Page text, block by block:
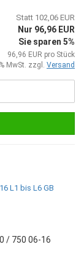
Statt 102,06 EUR
Nur 96,96 EUR
Sie sparen 5%
96,96 EUR pro Stück
MwSt. zzgl. Versand
/ 750 06-16